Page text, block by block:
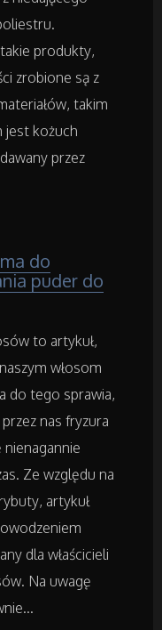
produkty,
zrobione są z
takim
jest kożuch
przez
do
puder do
to artykuł,
włosom
do tego sprawia,
nas fryzura
Ze względu na
artykuł
dla właścicieli
Na uwagę